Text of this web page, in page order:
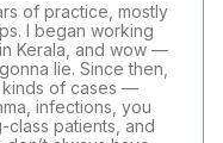
of practice, mostly
I began working
Kerala, and wow —
lie. Since then,
kinds of cases —
infections, you
class patients, and